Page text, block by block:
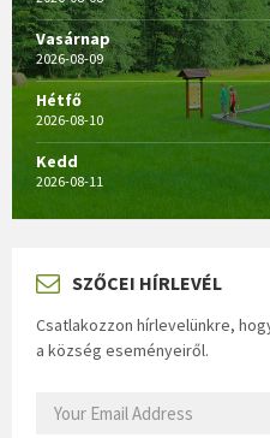
Vasárnap
2026-08-09
Hétfő
2026-08-10
Kedd
2026-08-11
SZŐCEI HÍRLEVÉL
Csatlakozzon hírlevelünkre,
a község eseményeiről.